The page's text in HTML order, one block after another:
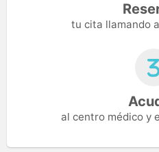
tu cita llamando
al centro médico y